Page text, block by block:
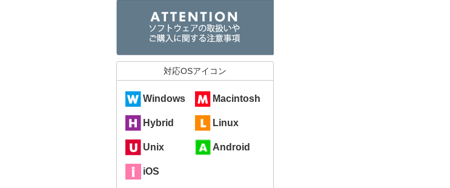
対応OSアイコン
Windows Macintosh
Hybrid Linux
Unix Android
iOS